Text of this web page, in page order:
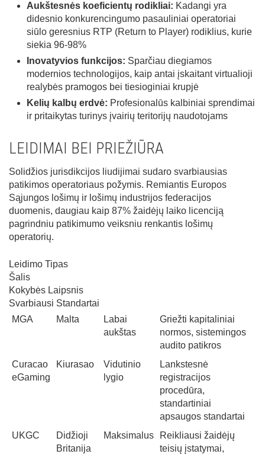
Aukštesnės koeficientų rodikliai: Kadangi yra
didesnio konkurencingumo pasauliniai operatoriai
siūlo geresnius RTP (Return to Player) rodiklius, kurie
siekia 96-98%
Inovatyvios funkcijos: Sparčiau diegiamos
modernios technologijos, kaip antai įskaitant virtualioji
realybės pramogos bei tiesioginiai krupjė
Kelių kalbų erdvė: Profesionalūs kalbiniai sprendimai
ir pritaikytas turinys įvairių teritorijų naudotojams
LEIDIMAI BEI PRIEŽIŪRA
Solidžios jurisdikcijos liudijimai sudaro svarbiausias
patikimos operatoriaus požymis. Remiantis Europos
Sąjungos lošimų ir lošimų industrijos federacijos
duomenis, daugiau kaip 87% žaidėjų laiko licenciją
pagrindniu patikimumo veiksniu renkantis lošimų
operatorių.
Leidimo Tipas
Šalis
Kokybės Laipsnis
Svarbiausi Standartai
MGA
Malta
Labai
aukštas
Griežti kapitaliniai
normos, sistemingos
audito patikros
Curacao
eGaming
Kiurasao
Vidutinio
lygio
Lankstesnė
registracijos
procedūra,
standartiniai
apsaugos standartai
UKGC
Didžioji
Britanija
Maksimalus
Reikliausi žaidėjų
teisių įstatymai,